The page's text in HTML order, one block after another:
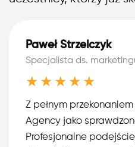
Paweł Strzelczyk
Specjalista ds.
★★★★★
Z pełnym
Agency jako
Profesjonalne